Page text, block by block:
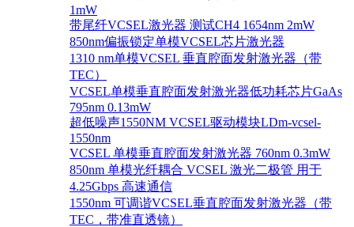
1mW
带尾纤VCSEL激光器 测试CH4 1654nm 2mW
850nm偏振锁定单模VCSEL芯片激光器
1310 nm单模VCSEL 垂直腔面发射激光器（带
TEC）
VCSEL单模垂直腔面发射激光器低功耗芯片GaAs
795nm 0.13mW
超低噪声1550NM VCSEL驱动模块LDm-vcsel-
1550nm
VCSEL 单模垂直腔面发射激光器 760nm 0.3mW
850nm 单模光纤耦合 VCSEL 激光二极管 用于
4.25Gbps 高速通信
1550nm 可调谐VCSEL垂直腔面发射激光器（带
TEC，带准直透镜）